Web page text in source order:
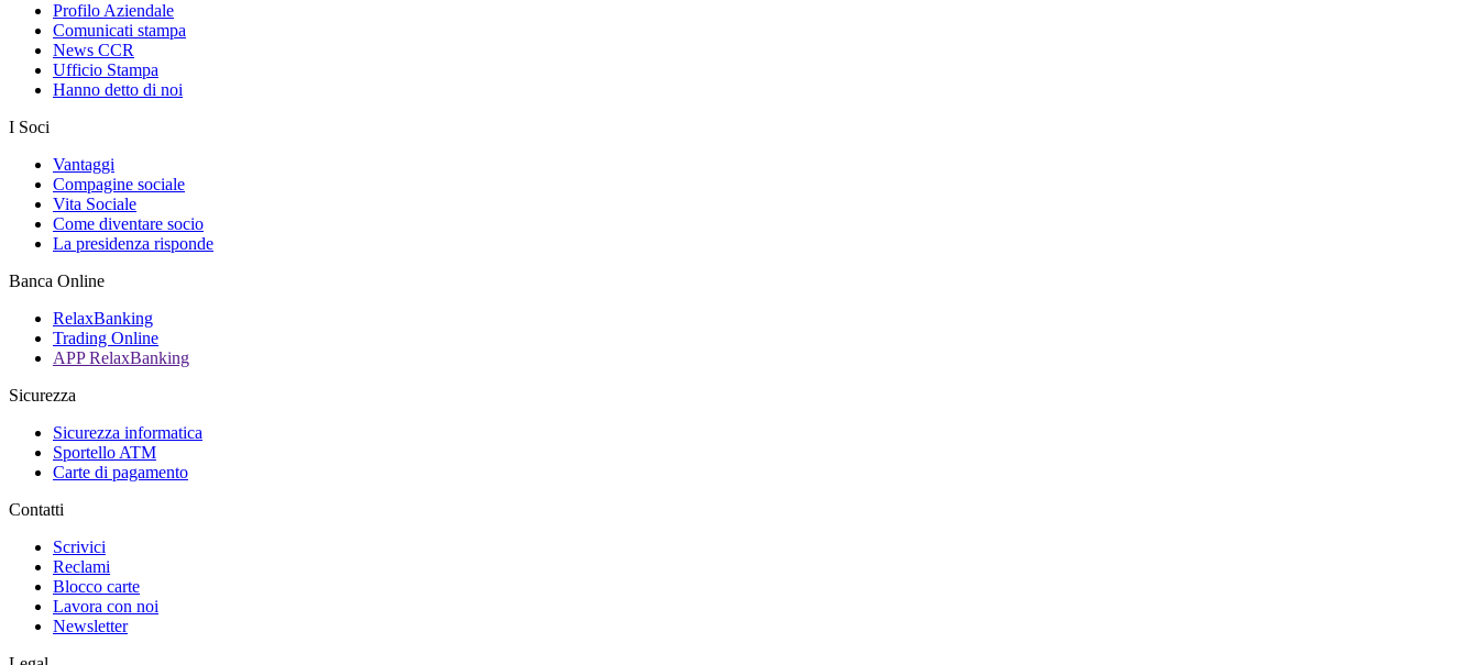
Profilo Aziendale
Comunicati stampa
News CCR
Ufficio Stampa
Hanno detto di noi
I Soci
Vantaggi
Compagine sociale
Vita Sociale
Come diventare socio
La presidenza risponde
Banca Online
RelaxBanking
Trading Online
APP RelaxBanking
Sicurezza
Sicurezza informatica
Sportello ATM
Carte di pagamento
Contatti
Scrivici
Reclami
Blocco carte
Lavora con noi
Newsletter